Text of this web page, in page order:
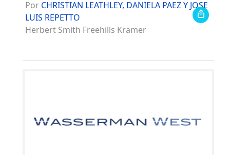
Por CHRISTIAN LEATHLEY, DANIELA PAEZ Y JOSE
LUIS REPETTO
Herbert Smith Freehills Kramer